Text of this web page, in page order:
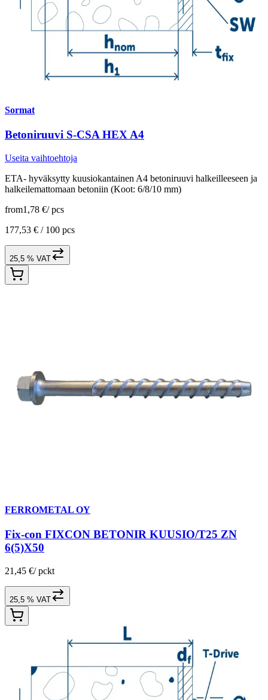
Sormat
Betoniruuvi S-CSA HEX A4
Useita vaihtoehtoja
ETA- hyväksytty kuusiokantainen A4 betoniruuvi halkeilleeseen ja
halkeilemattomaan betoniin (Koot: 6/8/10 mm)
from1,78 €/ pcs
177,53 € / 100 pcs
25,5 % VAT
FERROMETAL OY
Fix-con FIXCON BETONIR KUUSIO/T25 ZN
6(5)X50
21,45 €/ pckt
25,5 % VAT